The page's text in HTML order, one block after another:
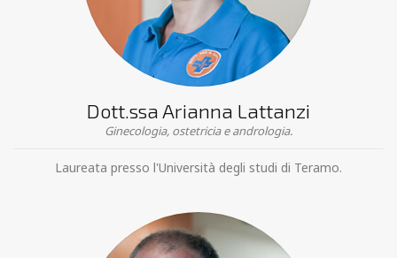
Dott.ssa Arianna Lattanzi
Ginecologia, ostetricia e andrologia.
Laureata presso l'Università degli studi di Teramo.